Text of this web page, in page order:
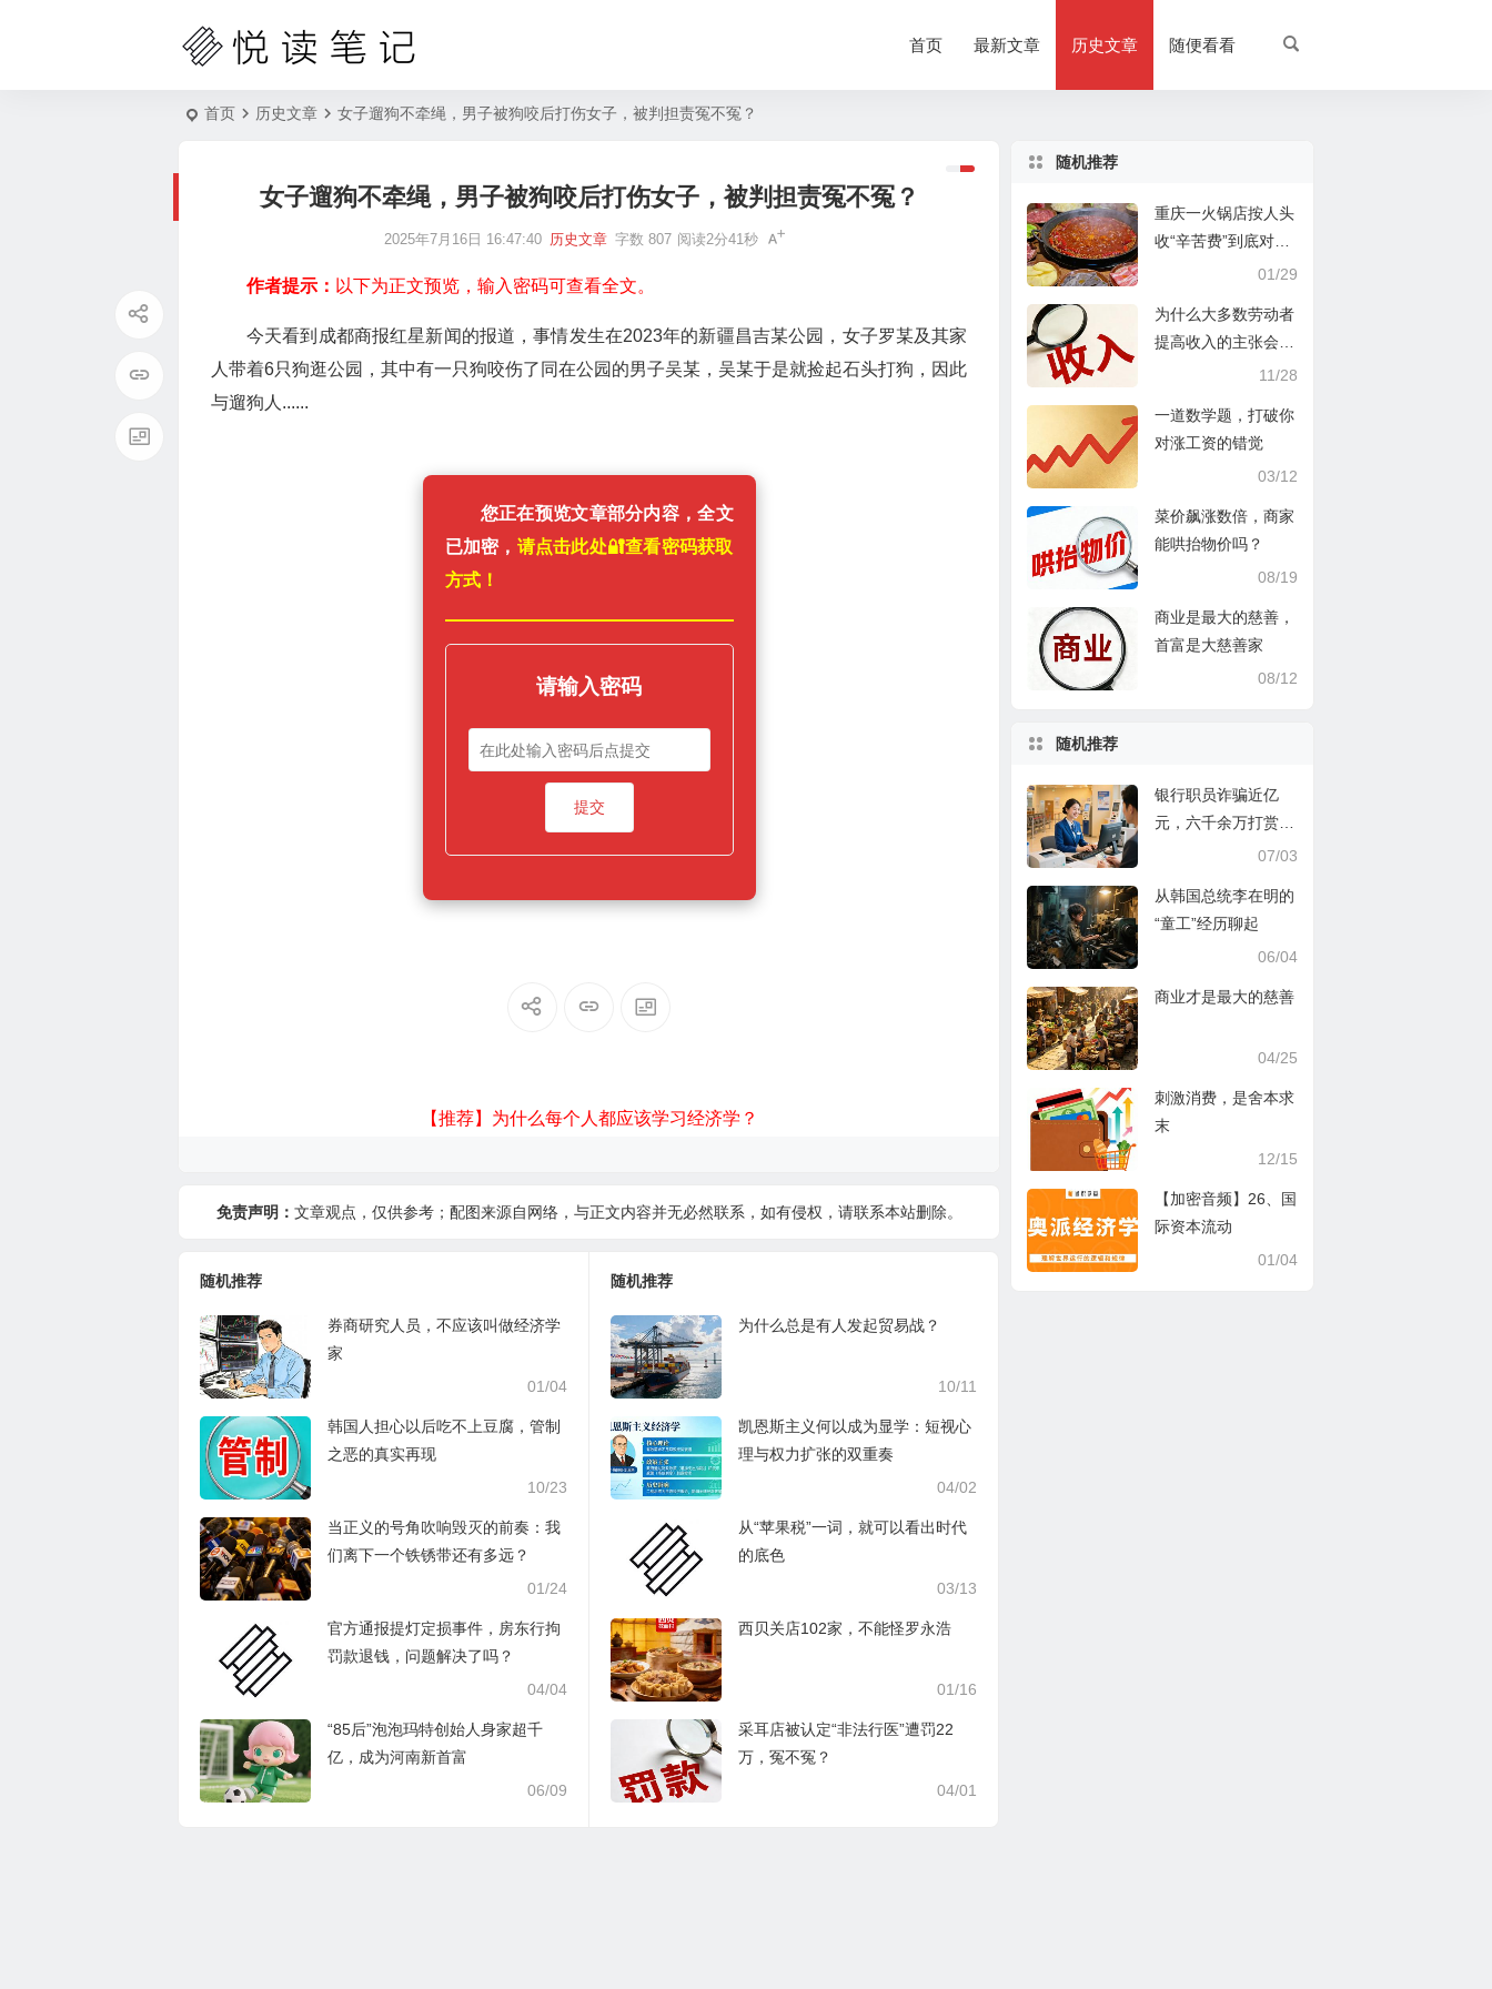
首页 最新文章 历史文章 随便看看
首页 历史文章 女子遛狗不牵绳，男子被狗咬后打伤女子，被判担责冤不冤？
女子遛狗不牵绳，男子被狗咬后打伤女子，被判担责冤不冤？
2025年7月16日 16:47:40 历史文章 字数 807 阅读2分41秒
作者提示： 以下为正文预览，输入密码可查看全文。
今天看到成都商报红星新闻的报道，事情发生在2023年的新疆昌吉某公园，女子罗某及其家
人带着6只狗逛公园，其中有一只狗咬伤了同在公园的男子吴某，吴某于是就捡起石头打狗，因此
与遛狗人......
您正在预览文章部分内容，全文
已加密， 请点击此处🔐️查看密码获取
方式！
请输入密码
【推荐】为什么每个人都应该学习经济学？
免责声明： 文章观点，仅供参考；配图来源自网络，与正文内容并无必然联系，如有侵权，请联系本站删除。
随机推荐
券商研究人员，不应该叫做经济学
家
01/04
韩国人担心以后吃不上豆腐，管制
之恶的真实再现
10/23
当正义的号角吹响毁灭的前奏：我
们离下一个铁锈带还有多远？
01/24
官方通报提灯定损事件，房东行拘
罚款退钱，问题解决了吗？
04/04
“85后”泡泡玛特创始人身家超千
亿，成为河南新首富
06/09
随机推荐
为什么总是有人发起贸易战？
10/11
凯恩斯主义何以成为显学：短视心
理与权力扩张的双重奏
04/02
从“苹果税”一词，就可以看出时代
的底色
03/13
西贝关店102家，不能怪罗永浩
01/16
采耳店被认定“非法行医”遭罚22
万，冤不冤？
04/01
随机推荐
重庆一火锅店按人头
收“辛苦费”到底对不
对？先别急着反对01/29
为什么大多数劳动者
提高收入的主张会事
11/28
一道数学题，打破你
对涨工资的错觉
03/12
菜价飙涨数倍，商家
能哄抬物价吗？
08/19
商业是最大的慈善，
首富是大慈善家
08/12
随机推荐
银行职员诈骗近亿
元，六千余万打赏给
主播！银行和平台是
07/03
从韩国总统李在明的
“童工”经历聊起
06/04
商业才是最大的慈善
04/25
刺激消费，是舍本求
末
12/15
【加密音频】26、国
际资本流动
01/04